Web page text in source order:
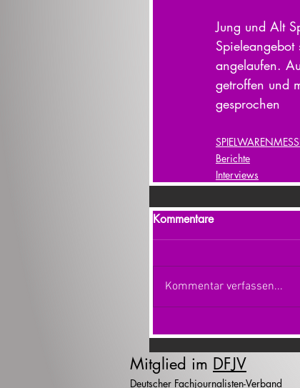
Jung und Alt
angelaufen.
getroffen und
gesprochen
Berichte
Interviews
Kommentare
Kommentar verfassen...
Mitglied im DFJV
Deutscher Fachjournalisten-Verband